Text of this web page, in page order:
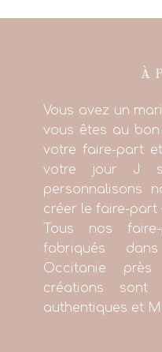
À
Vous avez un
vous êtes au
votre faire-part
votre jour J
personnalisons
créer le faire-part
Tous nos
fabriqués
Occitanie
créations sont
authentiques et